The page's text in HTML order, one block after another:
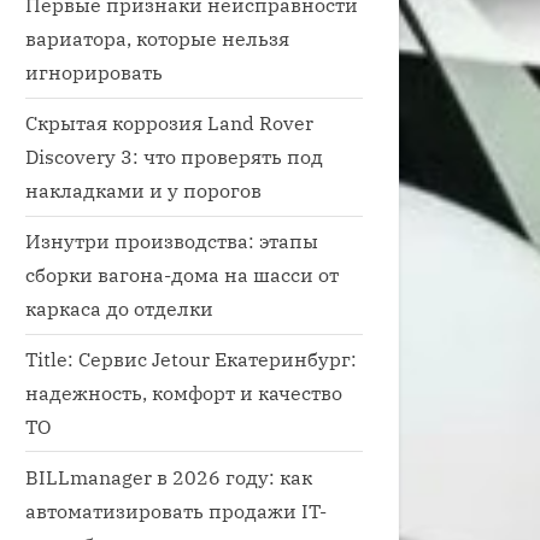
от влаги в салоне автомобиля
вариатора, которые нельзя
игнорировать
Скрытая коррозия Land Rover
Discovery 3: что проверять под
накладками и у порогов
Изнутри производства: этапы
сборки вагона-дома на шасси от
каркаса до отделки
Title: Сервис Jetour Екатеринбург:
надежность, комфорт и качество
ТО
BILLmanager в 2026 году: как
автоматизировать продажи IT-